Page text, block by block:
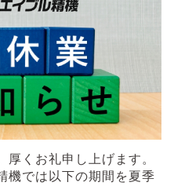
くお礼申し上げます。
機では以下の期間を夏季